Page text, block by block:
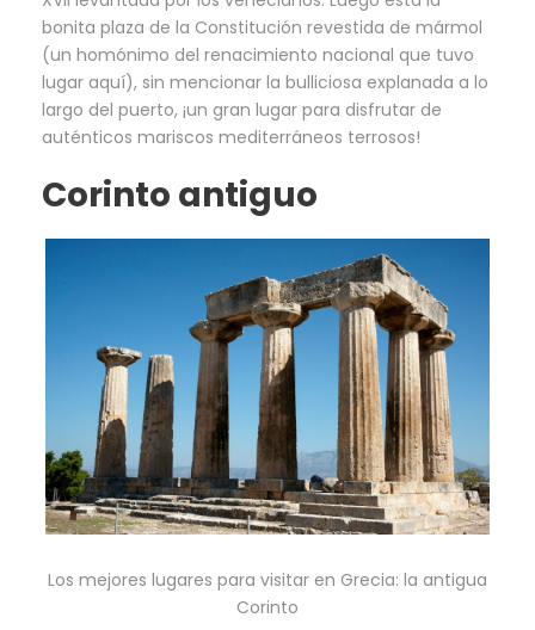
bonita plaza de la Constitución revestida de mármol
(un homónimo del renacimiento nacional que tuvo
lugar aquí), sin mencionar la bulliciosa explanada a lo
largo del puerto, ¡un gran lugar para disfrutar de
auténticos mariscos mediterráneos terrosos!
Corinto antiguo
Los mejores lugares para visitar en Grecia: la antigua
Corinto